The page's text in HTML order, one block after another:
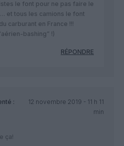
le font pour ne pas faire le
et tous les camions le font
carburant en France !!!
bashing” !)
RÉPONDRE
:
12 novembre 2019 - 11 h 11
min
ça!